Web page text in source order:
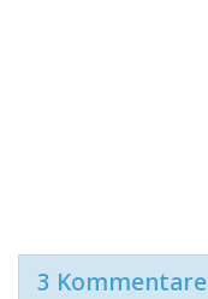
3 Kommentare